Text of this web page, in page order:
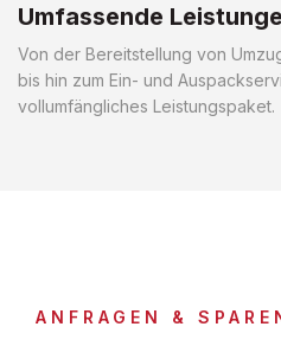
Umfassende
Von der Bereitstellung von
bis hin zum Ein- und
vollumfängliches Leistungspaket.
ANFRAGEN &